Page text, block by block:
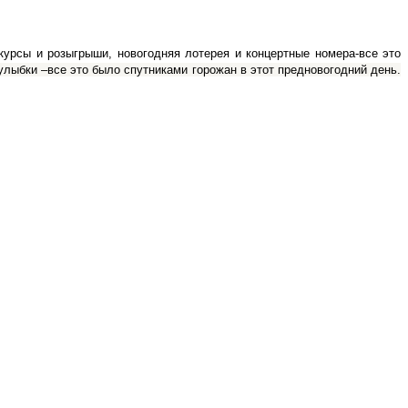
и розыгрыши, новогодняя лотерея и концертные номера-все это
–все это было спутниками горожан в этот предновогодний день.